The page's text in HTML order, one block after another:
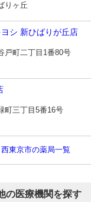
りヶ丘
シ 新ひばりが丘店
戸町二丁目1番80号
町三丁目5番16号
西東京市の薬局一覧
の医療機関を探す